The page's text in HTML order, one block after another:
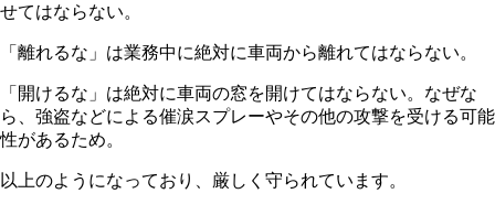
せてはならない。
「離れるな」は業務中に絶対に車両から離れてはならない。
「開けるな」は絶対に車両の窓を開けてはならない。なぜな
ら、強盗などによる催涙スプレーやその他の攻撃を受ける可能
性があるため。
以上のようになっており、厳しく守られています。